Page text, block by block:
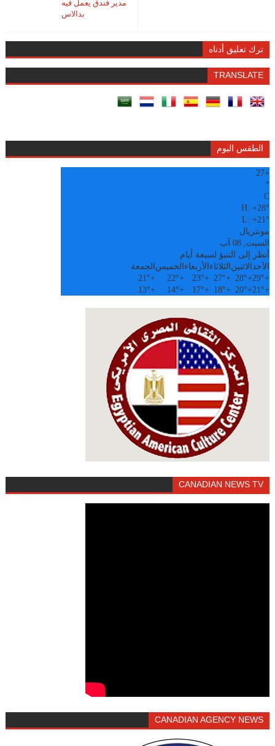
مدير فندق يعمل فيه
بدالاس
ترك تعليق أدناه
TRANSLATE
الطقس اليوم
+
27
°
C
H:+28°
L:+21°
مونتريال
السبت, 08 آب
أنظر إلى التنبؤ لسبعة أيام
الأحدالاثنين الثلاثاء الأربعاء الخميس الجمعة
+
29°
+
28°
+
27°
+
23°
+
22°
+
21°
+
21°
+
20°
+
18°
+
17°
+
14°
+
13°
CANADIAN NEWS TV
CANADIAN AGENCY NEWS